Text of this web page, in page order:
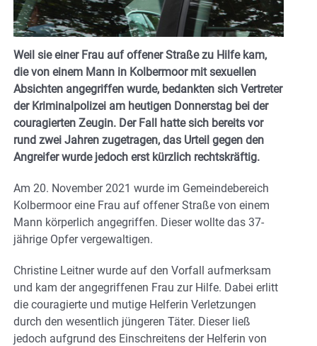
Weil sie einer Frau auf offener Straße zu Hilfe kam,
die von einem Mann in Kolbermoor mit sexuellen
Absichten angegriffen wurde, bedankten sich Vertreter
der Kriminalpolizei am heutigen Donnerstag bei der
couragierten Zeugin. Der Fall hatte sich bereits vor
rund zwei Jahren zugetragen, das Urteil gegen den
Angreifer wurde jedoch erst kürzlich rechtskräftig.
Am 20. November 2021 wurde im Gemeindebereich
Kolbermoor eine Frau auf offener Straße von einem
Mann körperlich angegriffen. Dieser wollte das 37-
jährige Opfer vergewaltigen.
Christine Leitner wurde auf den Vorfall aufmerksam
und kam der angegriffenen Frau zur Hilfe. Dabei erlitt
die couragierte und mutige Helferin Verletzungen
durch den wesentlich jüngeren Täter. Dieser ließ
jedoch aufgrund des Einschreitens der Helferin von